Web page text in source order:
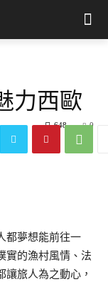
力西歐
0
648
都夢想能前往一
實的漁村風情、法
讓旅人為之動心，